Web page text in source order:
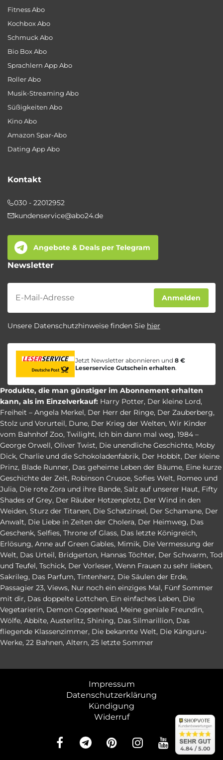
Fitness Abo
Kochbox Abo
Schmuck Abo
Bio Box Abo
Sprachlern App Abo
Roller Abo
Musik-Streaming Abo
Süßigkeiten Abo
Kino Abo
Amazon Spar-Abo
Dating App Abo
Kontakt
030 - 22012952
kundenservice@abo24.de
Angebote & Deals per Telegram
Newsletter
Newsletter
Anmelden
Unsere Datenschutzhinweise finden Sie hier
Jetzt Newsletter abonnieren und 8 €
Leserservice Gutschein erhalten.
Produkte, die man günstiger im Abonnement erhalten
kann, als im Einzelverkauf: Harry Potter, Der kleine Lord,
Freiheit – Angela Merkel, Der Herr der Ringe, Der Zauberberg,
Stolz und Vorurteil, Dune, Der Krieg der Welten, Wir Kinder
vom Bahnhof Zoo, Twilight, Ich bin dann mal weg, 1984 –
George Orwell, Oliver Twist, Die unendliche Geschichte, Moby
Dick, Charlie und die Schokoladenfabrik, Der Hobbit, Der kleine
Prinz, Blade Runner, Das geheime Leben der Bäume, Eine kurze
Geschichte der Zeit, Robinson Crusoe, Sofies Welt, Romeo und
Julia, Die rote Zora und ihre Bande, Salz auf unserer Haut, Fifty
Shades of Grey, Der Räuber Hotzenplotz, Der Wind in den
Weiden, Sturz der Titanen, Die Schatzinsel, Der Schamane, Der
Anwalt, Die Liebe in Zeiten der Cholera, Der Heimweg, Das
Geschenk, Selfies, Throne of Glass, Das letzte Königreich,
Erlösung, Anne auf Green Gables, Mimik, Die Vermessung der
Welt, Das Urteil, Bridgerton, Hannas Töchter, Der Schwarm, Tod
und Teufel, Tschick, Der Vorleser, Wenn Frauen zu sehr lieben,
Sakrileg, Das Parfum, Tintenherz, Die Säulen der Erde,
Passagier 23, Views, Nur noch ein einziges Mal, Fünf Sommer
mit dir, Das doppelte Lottchen, Ein einfaches Leben, Die
Vegetarierin, Demon Copperhead, Meine geniale Freundin,
Wölfe, Abbite, Austerlitz, Shining, Das Silmarillion, Das
fliegende Klassenzimmer, Die bekannte Welt, Die Känguru-
Werke, 22 Bahnen, Altern, 25 letzte Sommer
Impressum
Datenschutzerklärung
Kündigung
Widerruf
4.84 / 5.00
4.84